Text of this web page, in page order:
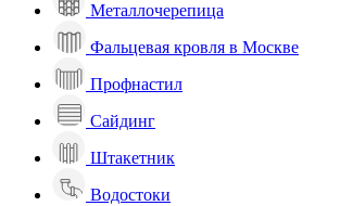
Металлочерепица
Фальцевая кровля в Москве
Профнастил
Сайдинг
Штакетник
Водостоки